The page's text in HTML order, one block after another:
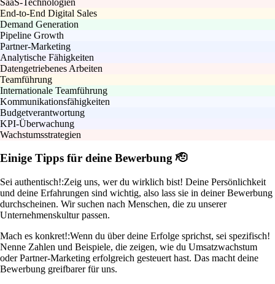
End-to-End Digital Sales
Demand Generation
Pipeline Growth
Partner-Marketing
Analytische Fähigkeiten
Datengetriebenes Arbeiten
Teamführung
Internationale Teamführung
Kommunikationsfähigkeiten
Budgetverantwortung
KPI-Überwachung
Wachstumsstrategien
Einige Tipps für deine Bewerbung 🫡
Sei authentisch!:Zeig uns, wer du wirklich bist! Deine Persönlichkeit
und deine Erfahrungen sind wichtig, also lass sie in deiner Bewerbung
durchscheinen. Wir suchen nach Menschen, die zu unserer
Unternehmenskultur passen.
Mach es konkret!:Wenn du über deine Erfolge sprichst, sei spezifisch!
Nenne Zahlen und Beispiele, die zeigen, wie du Umsatzwachstum
oder Partner-Marketing erfolgreich gesteuert hast. Das macht deine
Bewerbung greifbarer für uns.